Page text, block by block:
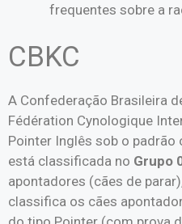
frequentes sobre a
CBKC
A Confederação Brasileira
Fédération Cynologique
Pointer Inglês sob o
está classificada no Grupo
apontadores (cães de
classifica os cães